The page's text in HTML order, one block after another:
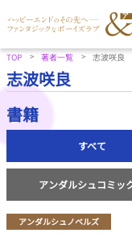
TOP 著者一覧 志波咲良
志波咲良
書籍
すべて
アンダルシュコミッ
アンダルシュノベルズ